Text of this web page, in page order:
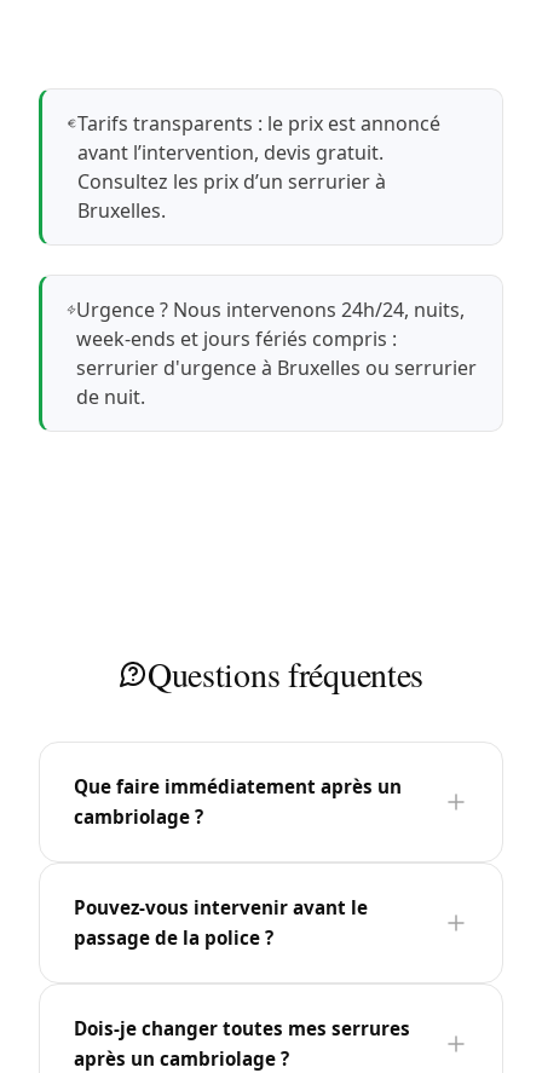
Tarifs transparents : le prix est annoncé
avant l’intervention, devis gratuit.
Consultez les prix d’un serrurier à
Bruxelles.
Urgence ? Nous intervenons 24h/24, nuits,
week-ends et jours fériés compris :
serrurier d'urgence à Bruxelles ouserrurier
de nuit.
Questions fréquentes
Que faire immédiatement après un
cambriolage ?
Pouvez-vous intervenir avant le
passage de la police ?
Dois-je changer toutes mes serrures
après un cambriolage ?